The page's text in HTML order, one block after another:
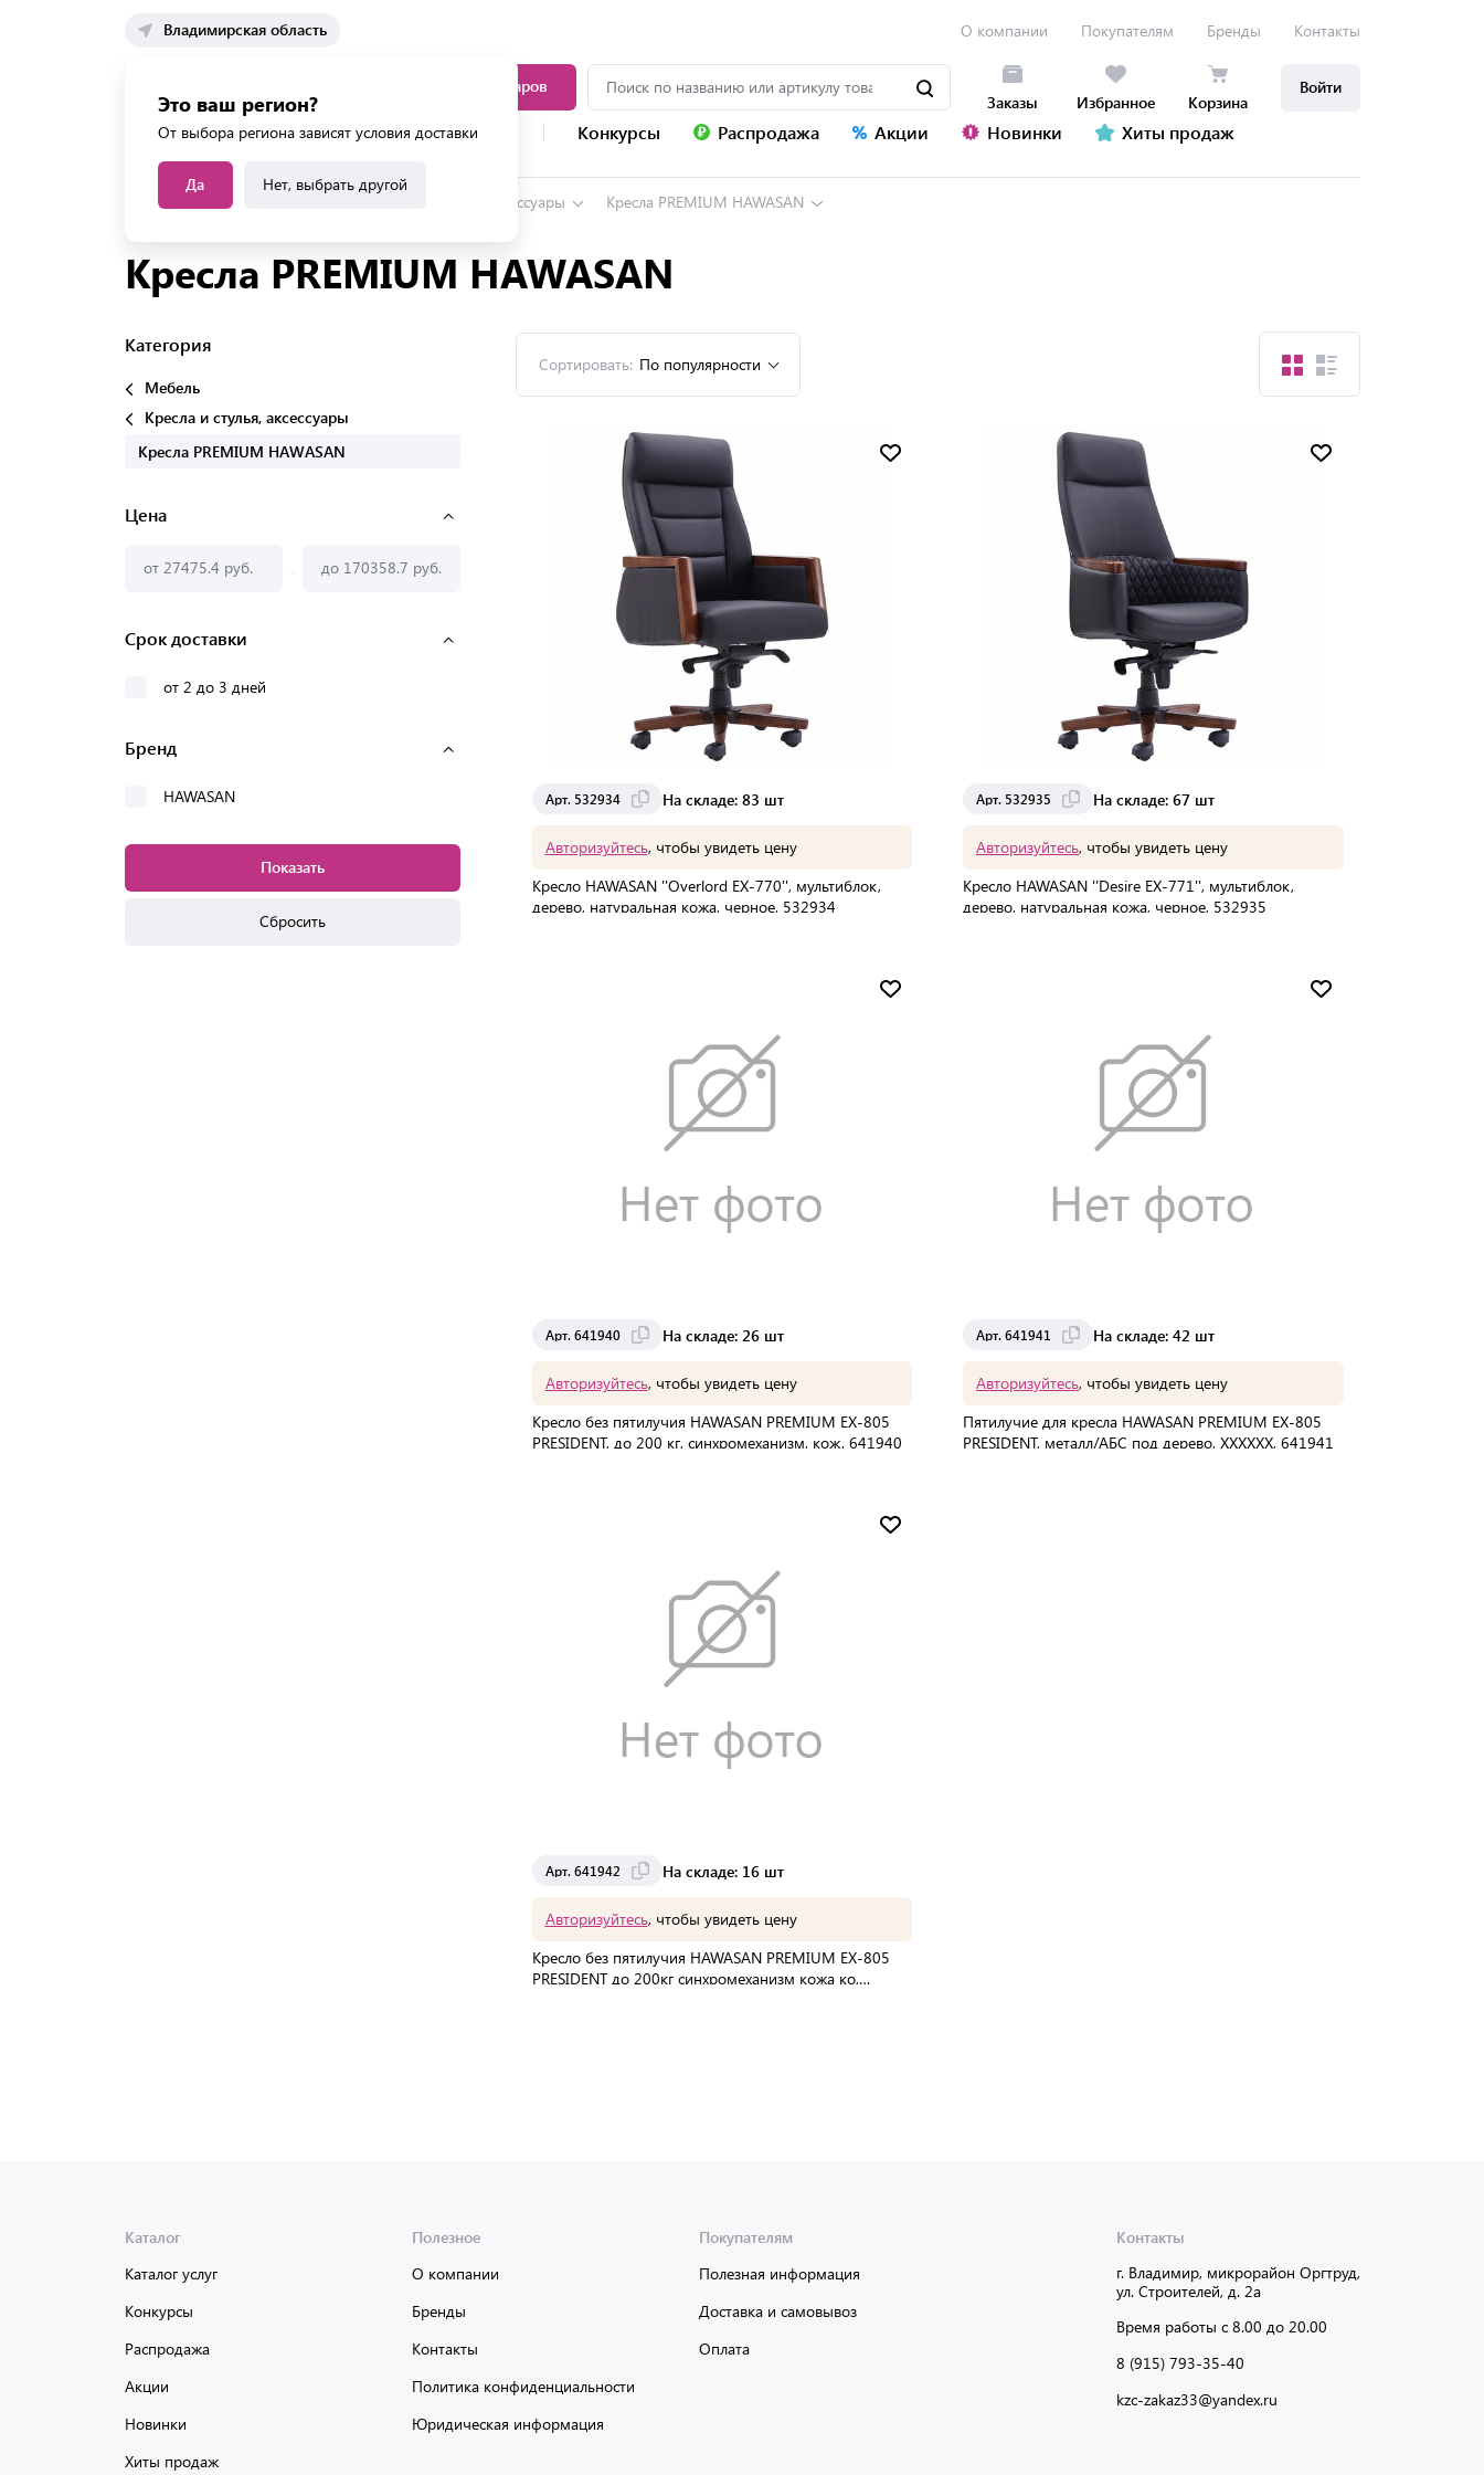
Владимирская область
Это ваш регион?
От выбора региона зависят условия доставки
Да Нет, выбрать другой
О компании Покупателям Бренды Контакты
Каталог товаров
Заказы Избранное Корзина
Войти
Каталог услуг Конкурсы Распродажа Акции Новинки Хиты продаж
Главная Каталог Кресла и стулья, аксессуары Кресла PREMIUM HAWASAN
Кресла PREMIUM HAWASAN
Категория
Мебель
Кресла и стулья, аксессуары
Кресла PREMIUM HAWASAN
Цена
Срок доставки
от 2 до 3 дней
Бренд
HAWASAN
Показать
Сбросить
Сортировать: По популярности
Арт. 532934 На складе: 83 шт
Авторизуйтесь, чтобы увидеть цену
Кресло HAWASAN ''Overlord EX-770'', мультиблок,
дерево, натуральная кожа, черное, 532934
Арт. 532935 На складе: 67 шт
Авторизуйтесь, чтобы увидеть цену
Кресло HAWASAN ''Desire EX-771'', мультиблок,
дерево, натуральная кожа, черное, 532935
Арт. 641940 На складе: 26 шт
Авторизуйтесь, чтобы увидеть цену
Кресло без пятилучия HAWASAN PREMIUM EX-805
PRESIDENT, до 200 кг, синхромеханизм, кож, 641940
Арт. 641941 На складе: 42 шт
Авторизуйтесь, чтобы увидеть цену
Пятилучие для кресла HAWASAN PREMIUM EX-805
PRESIDENT, металл/АБС под дерево, ХХХХХХ, 641941
Арт. 641942 На складе: 16 шт
Авторизуйтесь, чтобы увидеть цену
Кресло без пятилучия HAWASAN PREMIUM EX-805
PRESIDENT до 200кг синхромеханизм кожа ко,
Каталог
Каталог услуг
Конкурсы
Распродажа
Акции
Новинки
Хиты продаж
Полезное
О компании
Бренды
Контакты
Политика конфиденциальности
Юридическая информация
Покупателям
Полезная информация
Доставка и самовывоз
Оплата
Контакты
г. Владимир, микрорайон Оргтруд,
ул. Строителей, д. 2а
Время работы с 8.00 до 20.00
8 (915) 793-35-40
kzc-zakaz33@yandex.ru